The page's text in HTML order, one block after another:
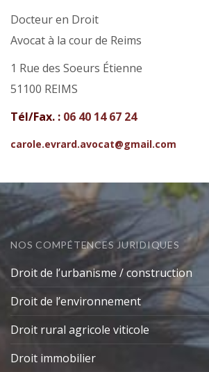
Docteur en Droit
Avocat à la cour de Reims
1 Rue des Soeurs Étienne
51100 REIMS
Tél/Fax. : 06 40 14 67 24
carole.evrard.avocat@gmail.com
NOS COMPÉTENCES JURIDIQUES
Droit de l’urbanisme / construction
Droit de l’environnement
Droit rural agricole viticole
Droit immobilier